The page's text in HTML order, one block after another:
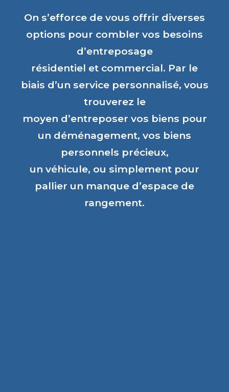
On s’efforce de vous offrir diverses
options pour combler vos besoins
d’entreposage
résidentiel et commercial. Par le
biais d’un service personnalisé, vous
trouverez le
moyen d’entreposer vos biens pour
un déménagement, vos biens
personnels précieux,
un véhicule, ou simplement pour
pallier un manque d’espace de
rangement.